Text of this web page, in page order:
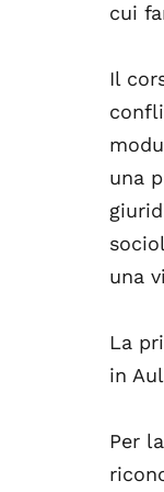
cui
Il
una
una
La
in
Per